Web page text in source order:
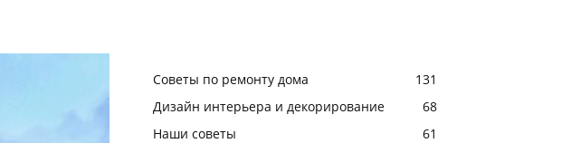
Советы по ремонту дома
131
Дизайн интерьера и декорирование
68
Наши советы
61